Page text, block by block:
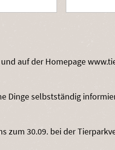
auf der Homepage
Dinge selbstständig
30.09. bei der